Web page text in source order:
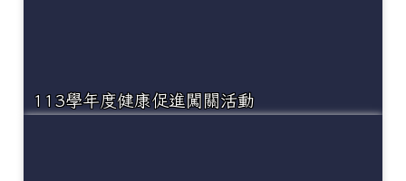
113學年度健康促進闖關活動